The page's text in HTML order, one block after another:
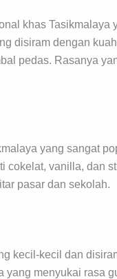
khas
disiram dengan
pedas. Rasanya
yang sangat
cokelat, vanilla, dan
pasar dan sekolah.
kecil-kecil dan
yang menyukai rasa